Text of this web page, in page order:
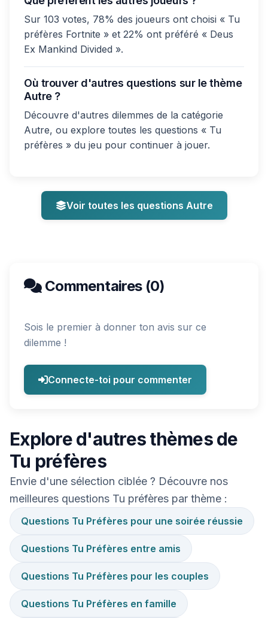
Sur 103 votes, 78% des joueurs ont choisi « Tu
préfères Fortnite » et 22% ont préféré « Deus
Ex Mankind Divided ».
Où trouver d'autres questions sur le thème
Autre ?
Découvre d'autres dilemmes de la catégorie
Autre, ou explore toutes les questions « Tu
préfères » du jeu pour continuer à jouer.
Voir toutes les questions Autre
Commentaires (0)
Sois le premier à donner ton avis sur ce
dilemme !
Connecte-toi pour commenter
Explore d'autres thèmes de
Tu préfères
Envie d'une sélection ciblée ? Découvre nos
meilleures questions Tu préfères par thème :
Questions Tu Préfères pour une soirée réussie
Questions Tu Préfères entre amis
Questions Tu Préfères pour les couples
Questions Tu Préfères en famille